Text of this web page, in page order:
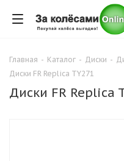
Главная - Каталог - Диски -
Диски FR Replica TY271
Диски FR Replica